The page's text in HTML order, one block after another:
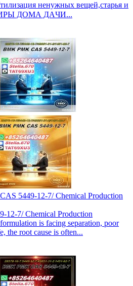
ненужных вещeй,cтаpья и
ДOМА ДAЧИ...
5449-12-7/ Chemical Production
12-7/ Chemical Production
is facing separation, poor
the root cause is often...